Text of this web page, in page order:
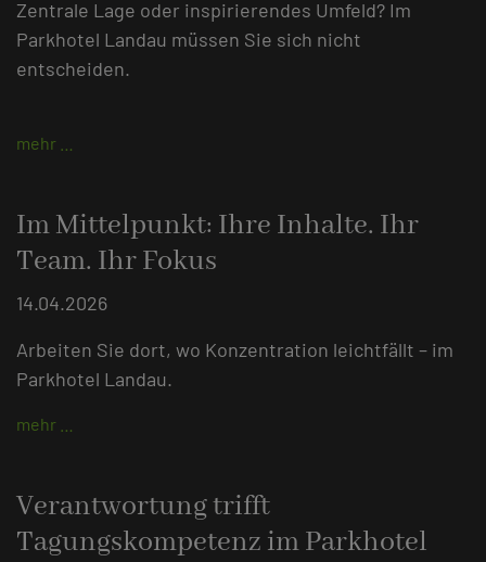
Zentrale Lage oder inspirierendes Umfeld? Im
Parkhotel Landau müssen Sie sich nicht
entscheiden.
mehr …
Im Mittelpunkt: Ihre Inhalte. Ihr
Team. Ihr Fokus
14.04.2026
Arbeiten Sie dort, wo Konzentration leichtfällt – im
Parkhotel Landau.
mehr …
Verantwortung trifft
Tagungskompetenz im Parkhotel